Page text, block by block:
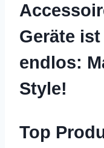
Geräte
endlos:
Style!
Top